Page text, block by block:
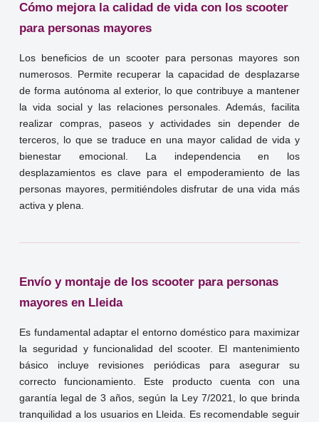
Cómo mejora la calidad de vida con los scooter
para personas mayores
Los beneficios de un scooter para personas mayores son
numerosos. Permite recuperar la capacidad de desplazarse
de forma autónoma al exterior, lo que contribuye a mantener
la vida social y las relaciones personales. Además, facilita
realizar compras, paseos y actividades sin depender de
terceros, lo que se traduce en una mayor calidad de vida y
bienestar emocional. La independencia en los
desplazamientos es clave para el empoderamiento de las
personas mayores, permitiéndoles disfrutar de una vida más
activa y plena.
Envío y montaje de los scooter para personas
mayores en Lleida
Es fundamental adaptar el entorno doméstico para maximizar
la seguridad y funcionalidad del scooter. El mantenimiento
básico incluye revisiones periódicas para asegurar su
correcto funcionamiento. Este producto cuenta con una
garantía legal de 3 años, según la Ley 7/2021, lo que brinda
tranquilidad a los usuarios en Lleida. Es recomendable seguir